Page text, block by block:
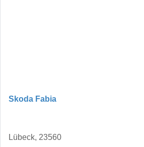
Skoda Fabia
Lübeck, 23560